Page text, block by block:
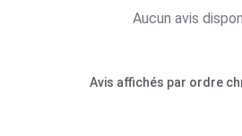
Aucun avis
Avis affichés par ordre